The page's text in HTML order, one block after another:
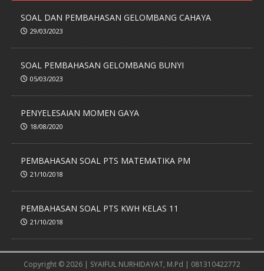
SOAL DAN PEMBAHASAN GELOMBANG CAHAYA
29/03/2023
SOAL PEMBAHASAN GELOMBANG BUNYI
05/03/2023
PENYELESAIAN MOMEN GAYA
18/08/2020
PEMBAHASAN SOAL PTS MATEMATIKA PM
21/10/2018
PEMBAHASAN SOAL PTS KWH KELAS 11
21/10/2018
Copyright © 2026 | SYAIFUL NURHIDAYAT, M.Pd | 081310422772